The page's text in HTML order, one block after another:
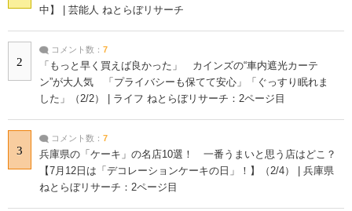
中】 | 芸能人 ねとらぼリサーチ
2
コメント数： 7
「もっと早く買えば良かった」 カインズの“車内遮光カーテ
ン”が大人気 「プライバシーも保てて安心」「ぐっすり眠れま
した」（2/2） | ライフ ねとらぼリサーチ：2ページ目
3
コメント数： 7
兵庫県の「ケーキ」の名店10選！ 一番うまいと思う店はどこ？
【7月12日は「デコレーションケーキの日」！】（2/4） | 兵庫県
ねとらぼリサーチ：2ページ目